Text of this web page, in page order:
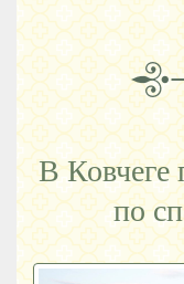
В Ковчеге
по